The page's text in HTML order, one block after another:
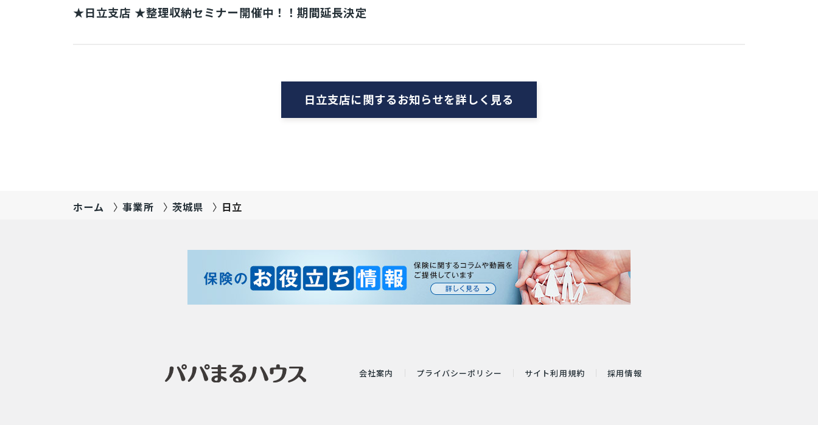
★日立支店 ★整理収納セミナー開催中！！期間延長決定
日立支店に関するお知らせを詳しく見る
ホーム 事業所 茨城県 日立
会社案内 プライバシーポリシー サイト利用規約 採用情報